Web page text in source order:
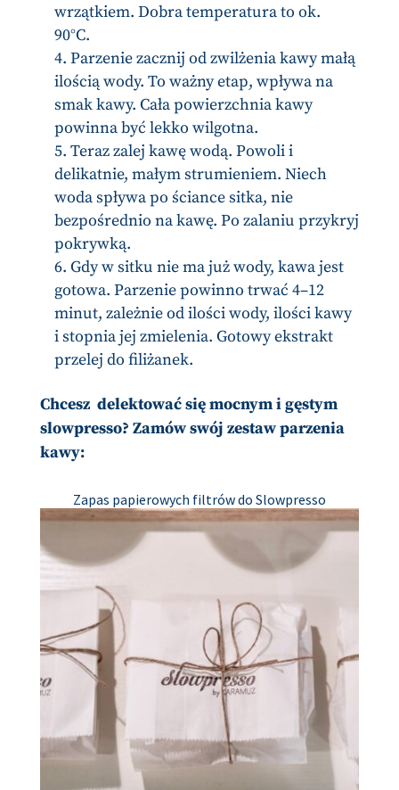
wrzątkiem. Dobra temperatura to ok.
90°C.
Parzenie zacznij od zwilżenia kawy małą
ilością wody. To ważny etap, wpływa na
smak kawy. Cała powierzchnia kawy
powinna być lekko wilgotna.
Teraz zalej kawę wodą. Powoli i
delikatnie, małym strumieniem. Niech
woda spływa po ściance sitka, nie
bezpośrednio na kawę. Po zalaniu przykryj
pokrywką.
Gdy w sitku nie ma już wody, kawa jest
gotowa. Parzenie powinno trwać 4–12
minut, zależnie od ilości wody, ilości kawy
i stopnia jej zmielenia. Gotowy ekstrakt
przelej do filiżanek.
Chcesz delektować się mocnym i gęstym
slowpresso? Zamów swój zestaw parzenia
kawy:
Zapas papierowych filtrów do Slowpresso